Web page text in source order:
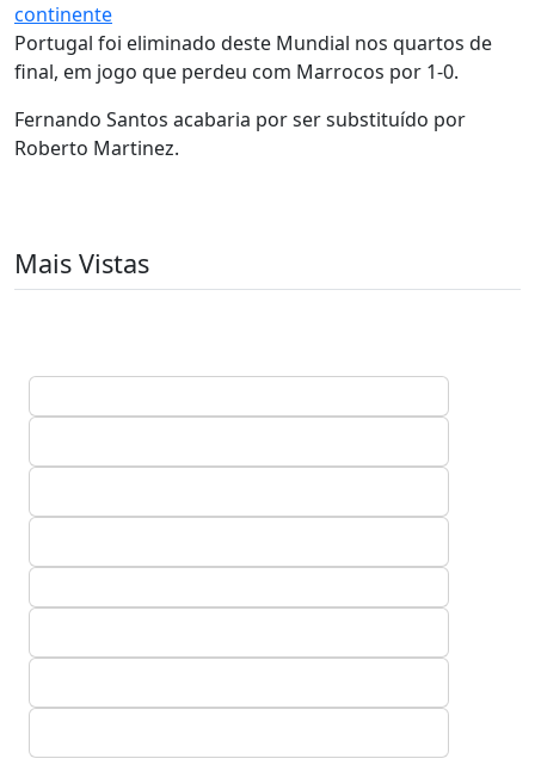
continente
Portugal foi eliminado deste Mundial nos quartos de
final, em jogo que perdeu com Marrocos por 1-0.
Fernando Santos acabaria por ser substituído por
Roberto Martinez.
Mais Vistas